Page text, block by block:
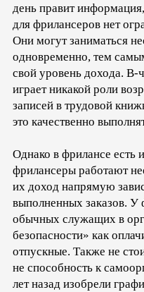
день правит
для фрилансеров нет
Они могут заниматься
одновременно, тем
свой уровень дохода. В-
играет никакой роли
записей в трудовой
это качественно
Однако в фрилансе есть
фрилансеры работают
их доход напрямую
выполненных заказов. У
обычных служащих в
безопасности» как
отпускные. Также не
не способность к
лет назад изобрели